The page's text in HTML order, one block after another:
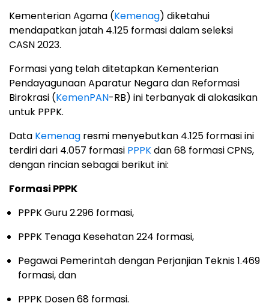
Kementerian Agama (Kemenag) diketahui
mendapatkan jatah 4.125 formasi dalam seleksi
CASN 2023.
Formasi yang telah ditetapkan Kementerian
Pendayagunaan Aparatur Negara dan Reformasi
Birokrasi (KemenPAN-RB) ini terbanyak di alokasikan
untuk PPPK.
Data Kemenag resmi menyebutkan 4.125 formasi ini
terdiri dari 4.057 formasi PPPKdan 68 formasi CPNS,
dengan rincian sebagai berikut ini:
Formasi PPPK
PPPK Guru 2.296 formasi,
PPPK Tenaga Kesehatan 224 formasi,
Pegawai Pemerintah dengan Perjanjian Teknis 1.469
formasi, dan
PPPK Dosen 68 formasi.